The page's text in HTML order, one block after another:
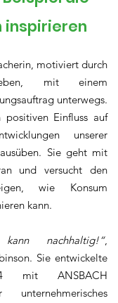
inspirieren
motiviert durch
mit einem
unterwegs.
positiven Einfluss auf
unserer
Sie geht mit
und versucht den
wie Konsum
kann.
nachhaltig!“,
Sie entwickelte
mit ANSBACH